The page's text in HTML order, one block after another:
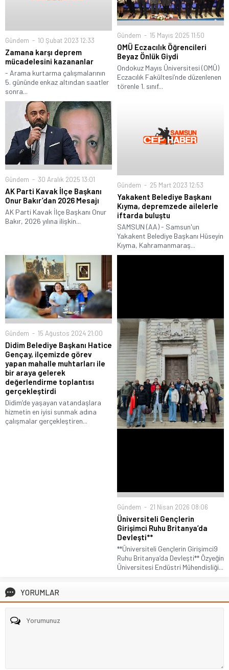
Gündem 10 Şubat 2023 12:33
Zamana karşı deprem
mücadelesini kazananlar
- Arama kurtarma çalışmalarının
5. gününde enkaz altından saatler
sonra...
Gündem 15 Mayıs 2025 11:50
OMÜ Eczacılık Öğrencileri
Beyaz Önlük Giydi
Ondokuz Mayıs Üniversitesi (OMÜ)
Eczacılık Fakültesi’nde düzenlenen
törenle 1. sınıf...
Gündem 30 Aralık 2025 13:01
AK Parti Kavak İlçe Başkanı
Onur Bakır’dan 2026 Mesajı
AK Parti Kavak İlçe Başkanı Onur
Bakır, 2026 yılına ilişkin...
Gündem 25 Mart 2023 12:53
Yakakent Belediye Başkanı
Kıyma, depremzede ailelerle
iftarda buluştu
SAMSUN (AA) - Samsun'un
Yakakent Belediye Başkanı Hüseyin
Kıyma, Kahramanmaraş...
Gündem 15 Ağustos 2024 21:00
Didim Belediye Başkanı Hatice
Gençay, ilçemizde görev
yapan mahalle muhtarları ile
bir araya gelerek
değerlendirme toplantısı
gerçekleştirdi
Didim’de yaşayan vatandaşlara
hizmetin en iyisi sunmak adına
çalışmalar gerçekleştiren...
Gündem 21 Nisan 2026 08:06
Üniversiteli Gençlerin
Girişimci Ruhu Britanya’da
Devleşti**
**Üniversiteli Gençlerin Girişimci9
Ruhu Britanya’da Devleşti** Özyeğin
Üniversitesi Endüstri Mühendisliği...
YORUMLAR